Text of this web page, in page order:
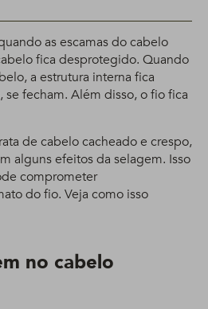
as escamas do cabelo
fica desprotegido. Quando
a estrutura interna fica
se fecham. Além disso, o fio fica
de cabelo cacheado e crespo,
alguns efeitos da selagem. Isso
comprometer
do fio. Veja como isso
no cabelo